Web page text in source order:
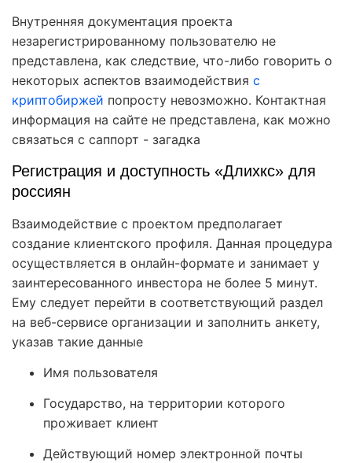
Внутренняя документация проекта
незарегистрированному пользователю не
представлена, как следствие, что-либо говорить о
некоторых аспектов взаимодействия с
криптобиржей попросту невозможно. Контактная
информация на сайте не представлена, как можно
связаться с саппорт - загадка
Регистрация и доступность «Длихкс» для
россиян
Взаимодействие с проектом предполагает
создание клиентского профиля. Данная процедура
осуществляется в онлайн-формате и занимает у
заинтересованного инвестора не более 5 минут.
Ему следует перейти в соответствующий раздел
на веб-сервисе организации и заполнить анкету,
указав такие данные
Имя пользователя
Государство, на территории которого
проживает клиент
Действующий номер электронной почты